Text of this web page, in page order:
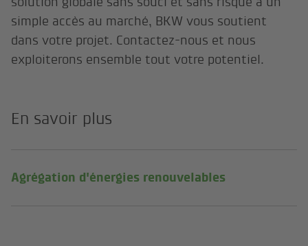
simple accès au marché, BKW vous soutient
dans votre projet. Contactez-nous et nous
exploiterons ensemble tout votre potentiel.
En savoir plus
Agrégation d'énergies renouvelables